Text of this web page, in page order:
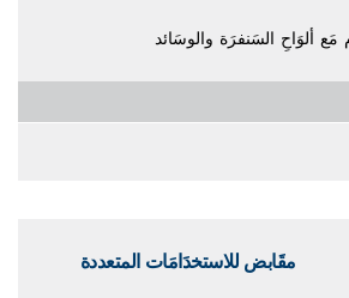
ألوَاحِ السَنفرَة والوسَائد
مقَابض للاستخدَامَات المتعددة